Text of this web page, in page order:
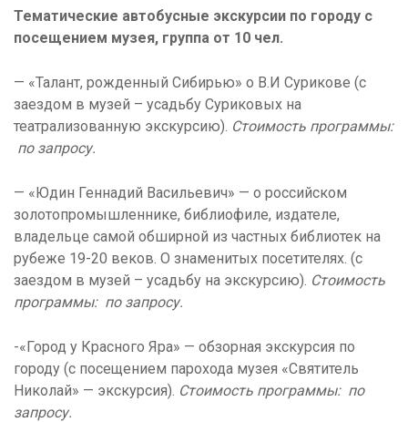
Тематические автобусные экскурсии по городу с
посещением музея, группа от 10 чел.
— «Талант, рожденный Сибирью» о В.И Сурикове (с
заездом в музей – усадьбу Суриковых на
театрализованную экскурсию). Стоимость программы:
по запросу.
— «Юдин Геннадий Васильевич» — о российском
золотопромышленнике, библиофиле, издателе,
владельце самой обширной из частных библиотек на
рубеже 19-20 веков. О знаменитых посетителях. (с
заездом в музей – усадьбу на экскурсию). Стоимость
программы: по запросу.
-«Город у Красного Яра» — обзорная экскурсия по
городу (с посещением парохода музея «Святитель
Николай» — экскурсия). Стоимость программы: по
запросу.